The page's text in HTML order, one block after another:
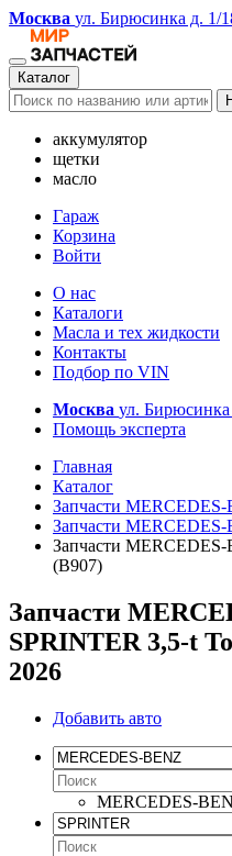
Москва ул. Бирюсинка д. 1/
Каталог
аккумулятор
щетки
масло
Гараж
Корзина
Войти
О нас
Каталоги
Масла и тех жидкости
Контакты
Подбор по VIN
Москва ул. Бирюсинка
Помощь эксперта
Главная
Каталог
Запчасти
Запчасти
Запчасти
(B907)
Запчасти
SPRINTER 3,5-t
2026
Добавить авто
MERCEDES-